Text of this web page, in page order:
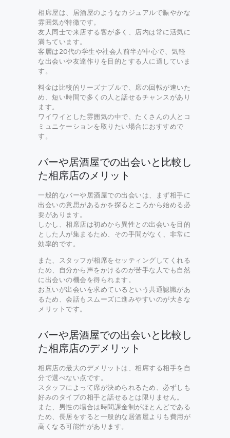
相席屋は、居酒屋のようなカジュアルで賑やかな
雰囲気が特徴です。
友人同士で来店する客が多く、店内は常に活気に
満ちています。
客層は20代の学生や社会人前半が中心で、気軽
な出会いや友達作りを目的とする人に適していま
す。
料金は比較的リーズナブルで、席の回転が速いた
め、短い時間で多くの人と話せるチャンスがあり
ます。
ワイワイとした雰囲気の中で、たくさんの人とコ
ミュニケーションを取りたい場合におすすめで
す。
バーや居酒屋での出会いと比較し
た相席店のメリット
一般的なバーや居酒屋での出会いは、まず相手に
出会いの意思があるかを探るところから始める必
要があります。
しかし、相席店は初めから異性との出会いを目的
とした人が集まるため、その手間がなく、非常に
効率的です。
また、スタッフが相席をセッティングしてくれる
ため、自分から声をかけるのが苦手な人でも自然
に出会いの機会を得られます。
お互いが出会いを求めているという共通認識があ
るため、会話もスムーズに進みやすいのが大きな
メリットです。
バーや居酒屋での出会いと比較し
た相席店のデメリット
相席店の最大のデメリットは、相席する相手を自
分で選べない点です。
スタッフによって席が決められるため、必ずしも
好みのタイプの相手と話せるとは限りません。
また、男性の場合は時間課金制がほとんどである
ため、長居をすると一般的な居酒屋よりも費用が
高くなる可能性があります。